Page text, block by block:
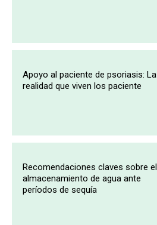
Apoyo al paciente de psoriasis: La
realidad que viven los paciente
Recomendaciones claves sobre el
almacenamiento de agua ante
períodos de sequía